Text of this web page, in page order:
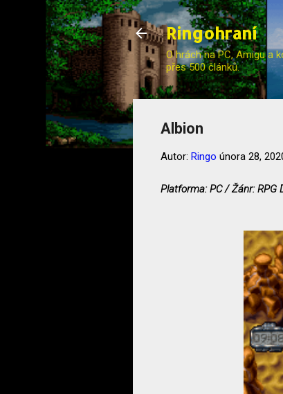
Ringohraní
O hrách na PC, Amigu a
přes 500 článků.
Albion
Autor: Ringo února 28,
Platforma: PC / Žánr: RPG